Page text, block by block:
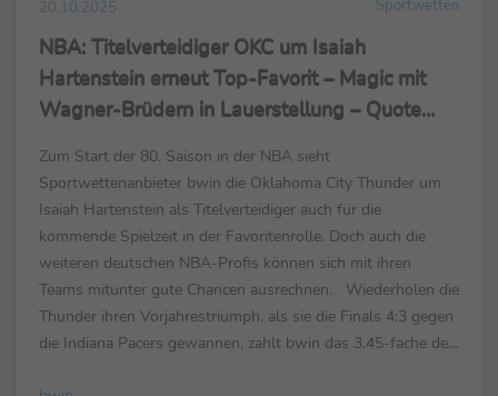
20.10.2025 Sportwetten
NBA: Titelverteidiger OKC um Isaiah
Hartenstein erneut Top-Favorit – Magic mit
Wagner-Brüdern in Lauerstellung – Quote
Zum Start der 80. Saison in der NBA sieht
Sportwettenanbieter bwin die Oklahoma City Thunder um
Isaiah Hartenstein als Titelverteidiger auch für die
kommende Spielzeit in der Favoritenrolle. Doch auch die
weiteren deutschen NBA-Profis können sich mit ihren
Teams mitunter gute Chancen ausrechnen. Wiederholen die
Thunder ihren Vorjahrestriumph, als sie die Finals 4:3 gegen
die Indiana Pacers gewannen, zahlt bwin das 3.45-fache des